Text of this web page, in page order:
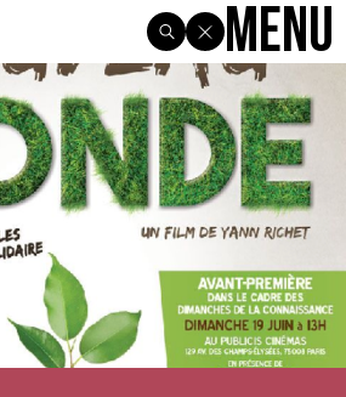
Menu